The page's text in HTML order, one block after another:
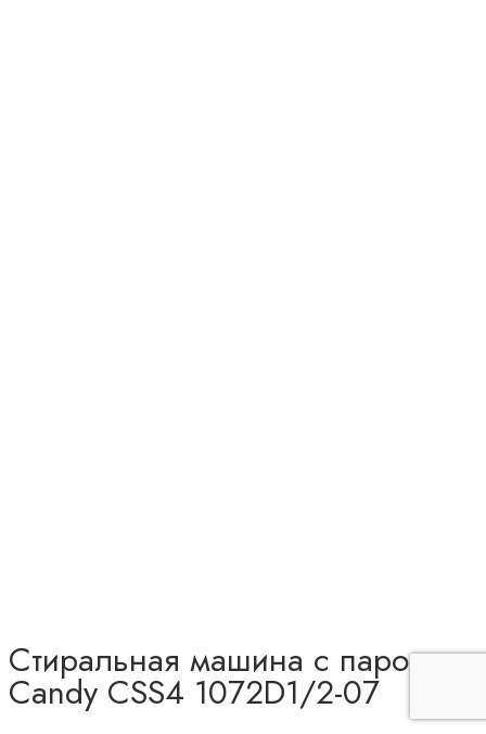
Стиральная машина с паром
Candy CSS4 1072D1/2-07